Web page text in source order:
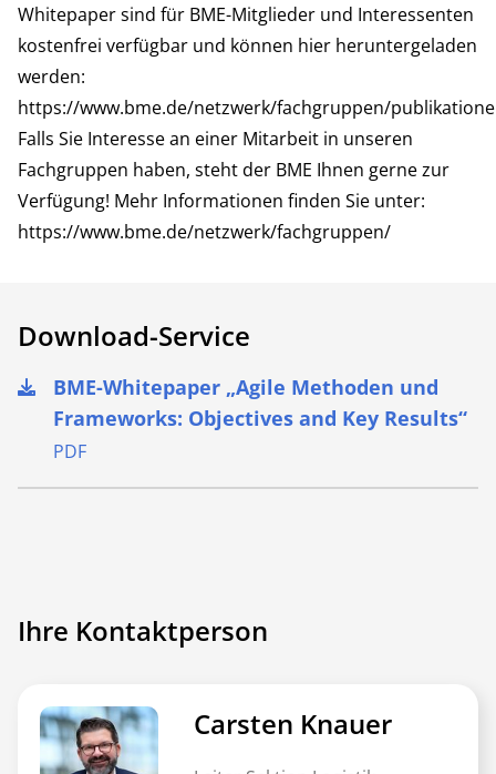
Whitepaper sind für BME-Mitglieder und Interessenten
kostenfrei verfügbar und können hier heruntergeladen
werden:
https://www.bme.de/netzwerk/fachgruppen/
Falls Sie Interesse an einer Mitarbeit in unseren
Fachgruppen haben, steht der BME Ihnen gerne zur
Verfügung! Mehr Informationen finden Sie unter:
https://www.bme.de/netzwerk/fachgruppen/
Download-Service
BME-Whitepaper „Agile Methoden und
Frameworks: Objectives and Key Results“
PDF
Ihre Kontaktperson
Carsten Knauer